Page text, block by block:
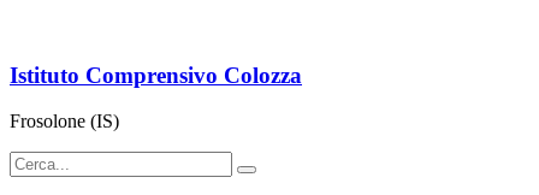
Istituto Comprensivo Colozza
Frosolone (IS)